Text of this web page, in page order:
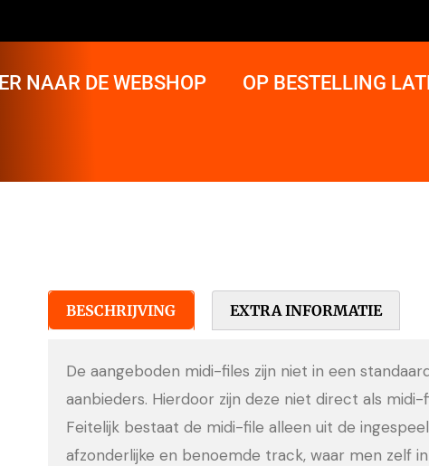
NAAR DE WEBSHOP OP BESTELLING
BESCHRIJVING EXTRA INFORMATIE
De aangeboden midi-files zijn niet in een
aanbieders. Hierdoor zijn deze niet direct als
Feitelijk bestaat de midi-file alleen uit de
afzonderlijke en benoemde track, waar men zelf